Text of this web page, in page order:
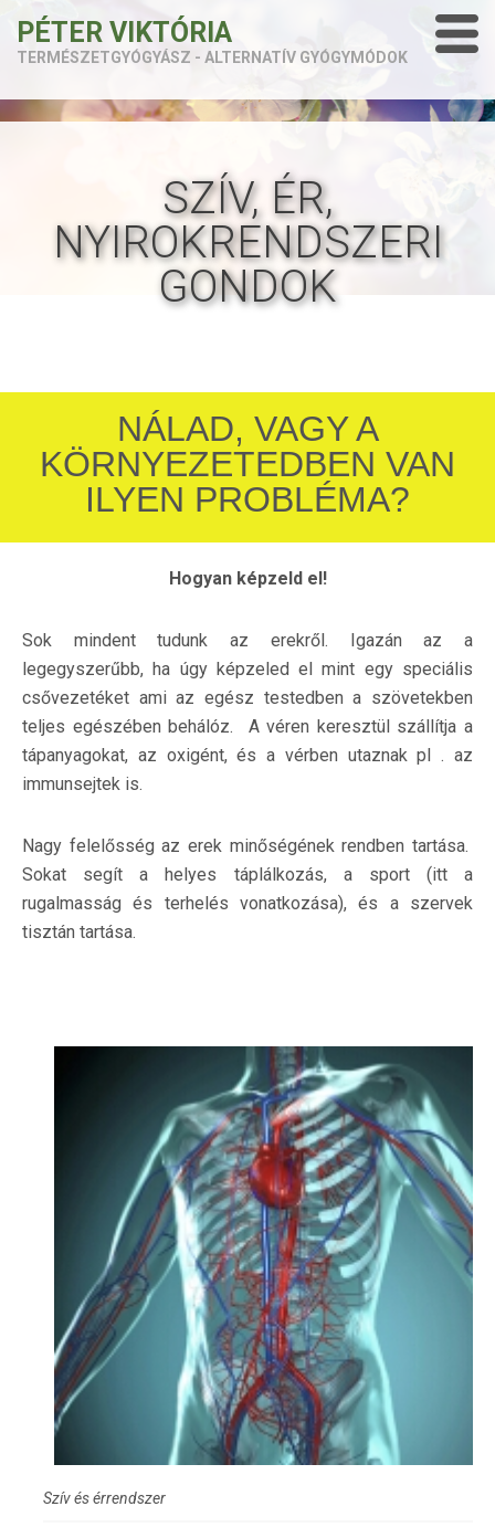
PÉTER VIKTÓRIA
TERMÉSZETGYÓGYÁSZ - ALTERNATÍV GYÓGYMÓDOK
SZÍV, ÉR,
NYIROKRENDSZERI
GONDOK
NÁLAD, VAGY A
KÖRNYEZETEDBEN VAN
ILYEN PROBLÉMA?
Hogyan képzeld el!
Sok mindent tudunk az erekről. Igazán az a
legegyszerűbb, ha úgy képzeled el mint egy speciális
csővezetéket ami az egész testedben a szövetekben
teljes egészében behálóz. A véren keresztül szállítja a
tápanyagokat, az oxigént, és a vérben utaznak pl . az
immunsejtek is.
Nagy felelősség az erek minőségének rendben tartása.
Sokat segít a helyes táplálkozás, a sport (itt a
rugalmasság és terhelés vonatkozása), és a szervek
tisztán tartása.
Szív és érrendszer